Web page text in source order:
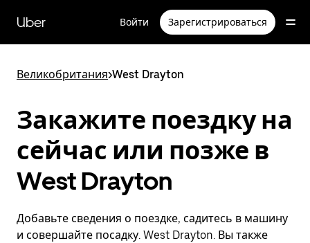
перейти
к
содержимому
Uber Войти Зарегистрироваться
Великобритания>West Drayton
Закажите поездку на
сейчас или позже в
West Drayton
Добавьте сведения о поездке, садитесь в машину
и совершайте посадку. West Drayton. Вы также